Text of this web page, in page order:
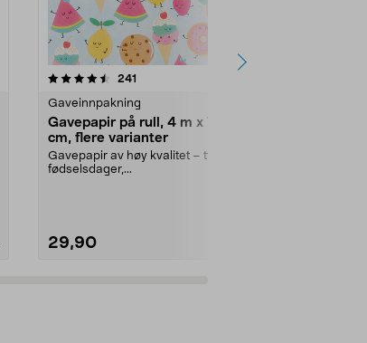
241
Gaveinnpakning
Gavepapir på rull, 4 m x 70
cm, flere varianter
Gavepapir av høy kvalitet – til
fødselsdager,...
29,90
5.0 av 5 stjerner